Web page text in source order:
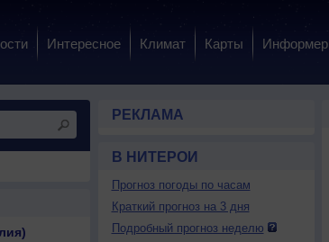
Интересное Климат Карты Информер
РЕКЛАМА
В НИТЕРОИ
Прогноз погоды по часам
Краткий прогноз на 3 дня
Подробный прогноз неделю